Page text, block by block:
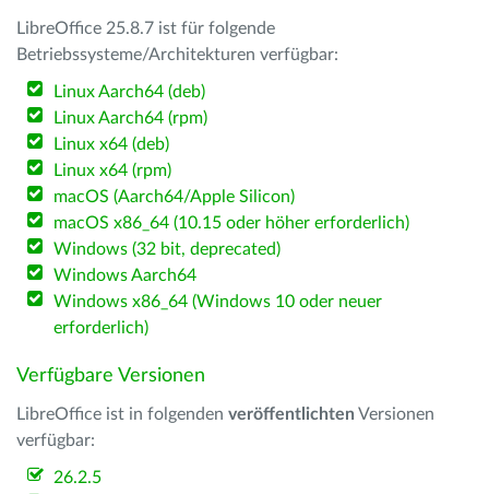
LibreOffice 25.8.7 ist für folgende
Betriebssysteme/Architekturen verfügbar:
Linux Aarch64 (deb)
Linux Aarch64 (rpm)
Linux x64 (deb)
Linux x64 (rpm)
macOS (Aarch64/Apple Silicon)
macOS x86_64 (10.15 oder höher erforderlich)
Windows (32 bit, deprecated)
Windows Aarch64
Windows x86_64 (Windows 10 oder neuer
erforderlich)
Verfügbare Versionen
LibreOffice ist in folgenden veröffentlichten Versionen
verfügbar:
26.2.5